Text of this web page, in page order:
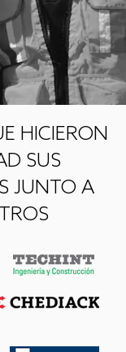
HICIERON
SUS
JUNTO A